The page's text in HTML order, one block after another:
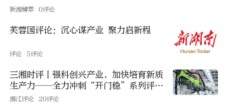
新湘精萃 0评论
芙蓉国评论：沉心谋产业 聚力启新程
评论 5评论
三湘时评丨强科创兴产业，加快培育新质
生产力——全力冲刺“开门稳”系列评之
三
湘江评论 20评论